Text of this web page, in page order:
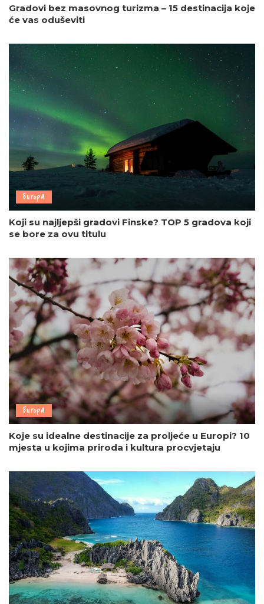
Gradovi bez masovnog turizma – 15 destinacija koje
će vas oduševiti
Europa
Koji su najljepši gradovi Finske? TOP 5 gradova koji
se bore za ovu titulu
Europa
Koje su idealne destinacije za proljeće u Europi? 10
mjesta u kojima priroda i kultura procvjetaju